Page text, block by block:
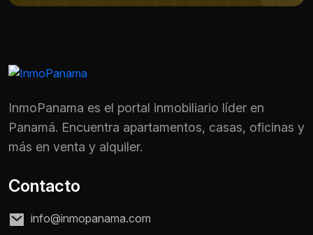
InmoPanama es el portal inmobiliario líder en
Panamá. Encuentra apartamentos, casas, oficinas y
más en venta y alquiler.
Contacto
info@inmopanama.com